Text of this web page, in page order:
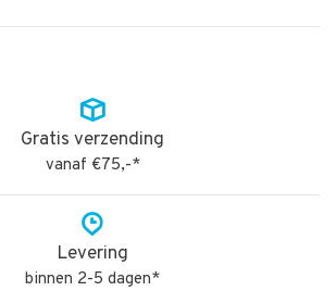
Gratis verzending
vanaf €75,-*
Levering
binnen 2-5 dagen*